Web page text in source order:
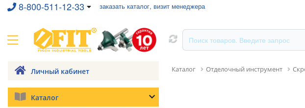
8-800-511-12-33 заказать каталог, визит менеджера
Личный кабинет
Каталог
Каталог Отделочный инструмент